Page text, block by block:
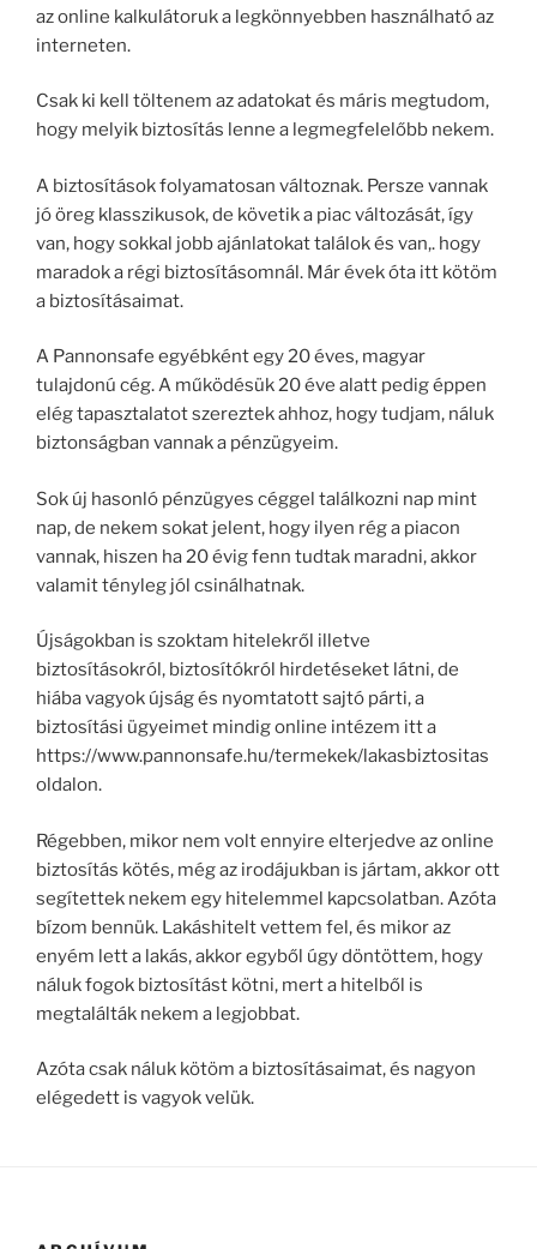
az online kalkulátoruk a legkönnyebben használható az
interneten.
Csak ki kell töltenem az adatokat és máris megtudom,
hogy melyik biztosítás lenne a legmegfelelőbb nekem.
A biztosítások folyamatosan változnak. Persze vannak
jó öreg klasszikusok, de követik a piac változását, így
van, hogy sokkal jobb ajánlatokat találok és van,. hogy
maradok a régi biztosításomnál. Már évek óta itt kötöm
a biztosításaimat.
A Pannonsafe egyébként egy 20 éves, magyar
tulajdonú cég. A működésük 20 éve alatt pedig éppen
elég tapasztalatot szereztek ahhoz, hogy tudjam, náluk
biztonságban vannak a pénzügyeim.
Sok új hasonló pénzügyes céggel találkozni nap mint
nap, de nekem sokat jelent, hogy ilyen rég a piacon
vannak, hiszen ha 20 évig fenn tudtak maradni, akkor
valamit tényleg jól csinálhatnak.
Újságokban is szoktam hitelekről illetve
biztosításokról, biztosítókról hirdetéseket látni, de
hiába vagyok újság és nyomtatott sajtó párti, a
biztosítási ügyeimet mindig online intézem itt a
https://www.pannonsafe.hu/termekek/lakasbiztositas
oldalon.
Régebben, mikor nem volt ennyire elterjedve az online
biztosítás kötés, még az irodájukban is jártam, akkor ott
segítettek nekem egy hitelemmel kapcsolatban. Azóta
bízom bennük. Lakáshitelt vettem fel, és mikor az
enyém lett a lakás, akkor egyből úgy döntöttem, hogy
náluk fogok biztosítást kötni, mert a hitelből is
megtalálták nekem a legjobbat.
Azóta csak náluk kötöm a biztosításaimat, és nagyon
elégedett is vagyok velük.